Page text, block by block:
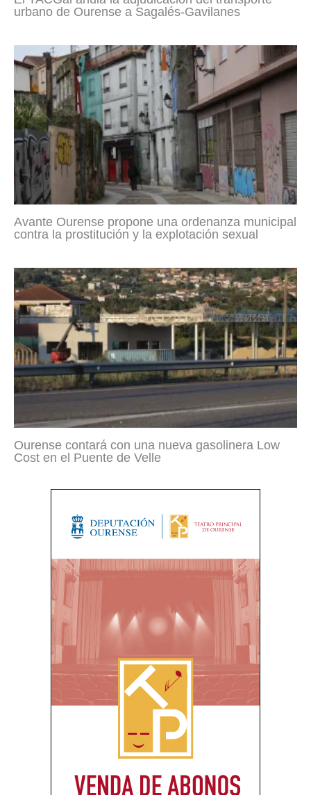
urbano de Ourense a Sagalés-Gavilanes
Avante Ourense propone una ordenanza municipal
contra la prostitución y la explotación sexual
Ourense contará con una nueva gasolinera Low
Cost en el Puente de Velle